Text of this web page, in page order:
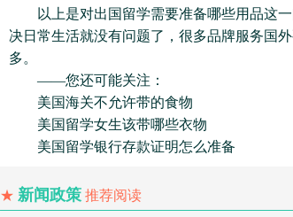
以上是对出国留学需要准备哪些用品这一
决日常生活就没有问题了，很多品牌服务国
多。
——您还可能关注：
美国海关不允许带的食物
美国留学女生该带哪些衣物
美国留学银行存款证明怎么准备
★ 新闻政策 推荐阅读